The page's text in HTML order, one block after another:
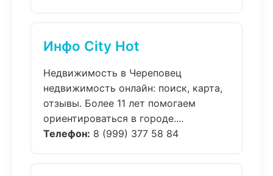
Инфо City Hot
Недвижимость в Череповец
недвижимость онлайн: поиск, карта,
отзывы. Более 11 лет помогаем
ориентироваться в городе....
Телефон: 8 (999) 377 58 84